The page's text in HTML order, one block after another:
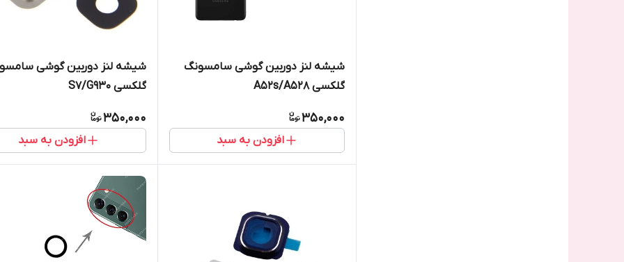
شیشه لنز دوربین گوشی سامسونگ
گلکسی A52s/A528
350,000
افزودن به سبد
شیشه لنز دوربین گوشی
گلکسی S7/G930
350,000
افزودن به سبد